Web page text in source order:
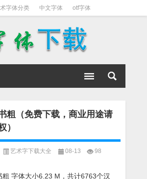
字体分类 中文字体 otf字体
粗（免费下载，商业用途请
）
艺术字下载大全 08-13
98
粗 字体大小6.23 M，共计6763个汉